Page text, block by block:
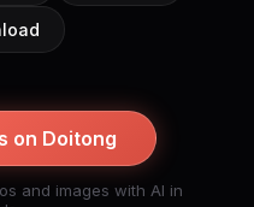
on Doitong
and images with AI in